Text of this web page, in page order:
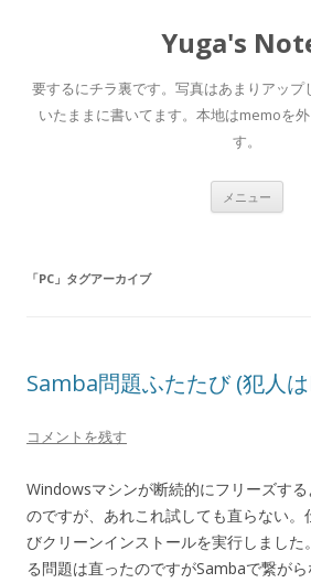
Yuga's
要するにチラ裏です。写真はあまりアップ
いたままに書いてます。本地はmemoを
す。
メニュー
「PC 」タグアーカイブ
Samba問題ふたたび (犯人
コメントを残す
Windowsマシンが断続的にフリーズす
のですが、あれこれ試しても直らない。
びクリーンインストールを実行しました
る問題は直ったのですがSambaで繋が